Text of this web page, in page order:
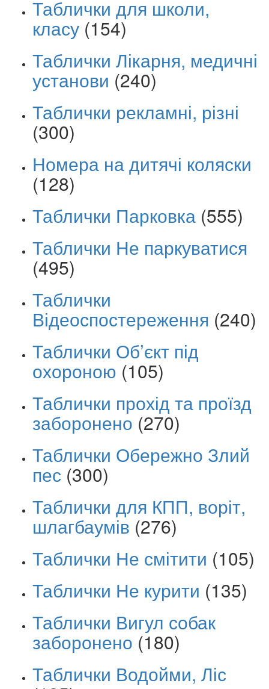
Таблички для школи,
класу (154)
Таблички Лікарня, медичні
установи (240)
Таблички рекламні, різні
(300)
Номера на дитячі коляски
(128)
Таблички Парковка (555)
Таблички Не паркуватися
(495)
Таблички
Відеоспостереження (240)
Таблички Об’єкт під
охороною (105)
Таблички прохід та проїзд
заборонено (270)
Таблички Обережно Злий
пес (300)
Таблички для КПП, воріт,
шлагбаумів (276)
Таблички Не смітити (105)
Таблички Не курити (135)
Таблички Вигул собак
заборонено (180)
Таблички Водойми, Ліс